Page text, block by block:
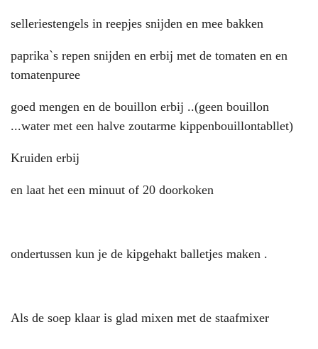
selleriestengels in reepjes snijden en mee bakken
paprika`s repen snijden en erbij met de tomaten en en
tomatenpuree
goed mengen en de bouillon erbij ..(geen bouillon
...water met een halve zoutarme kippenbouillontabllet)
Kruiden erbij
en laat het een minuut of 20 doorkoken
ondertussen kun je de kipgehakt balletjes maken .
Als de soep klaar is glad mixen met de staafmixer